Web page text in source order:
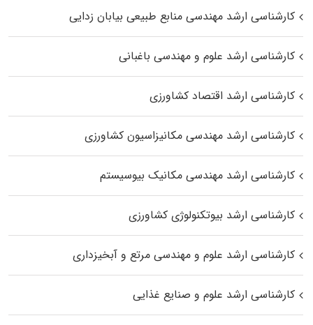
کارشناسی ارشد مهندسی منابع طبیعی بیابان زدایی
کارشناسی ارشد علوم و مهندسی باغبانی
کارشناسی ارشد اقتصاد کشاورزی
کارشناسی ارشد مهندسی مکانیزاسیون کشاورزی
کارشناسی ارشد مهندسی مکانیک بیوسیستم
کارشناسی ارشد بیوتکنولوژی کشاورزی
کارشناسی ارشد علوم و مهندسی مرتع و آبخیزداری
کارشناسی ارشد علوم و صنایع غذایی